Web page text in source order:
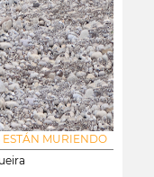
ESTÁN MURIENDO